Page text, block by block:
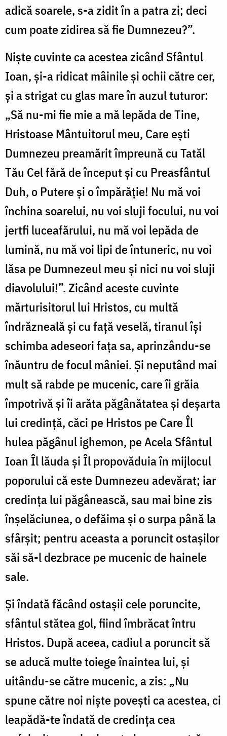
adică soarele, s-a zidit în a patra zi; deci
cum poate zidirea să fie Dumnezeu?”.
Niște cuvinte ca acestea zicând Sfântul
Ioan, și-a ridicat mâinile și ochii către cer,
și a strigat cu glas mare în auzul tuturor:
„Să nu-mi fie mie a mă lepăda de Tine,
Hristoase Mântuitorul meu, Care ești
Dumnezeu preamărit împreună cu Tatăl
Tău Cel fără de început și cu Preasfântul
Duh, o Putere și o împărăție! Nu mă voi
închina soarelui, nu voi sluji focului, nu voi
jertfi luceafărului, nu mă voi lepăda de
lumină, nu mă voi lipi de întuneric, nu voi
lăsa pe Dumnezeul meu și nici nu voi sluji
diavolului!”. Zicând aceste cuvinte
mărturisitorul lui Hristos, cu multă
îndrăzneală și cu față veselă, tiranul își
schimba adeseori fața sa, aprinzându-se
înăuntru de focul mâniei. Și neputând mai
mult să rabde pe mucenic, care îi grăia
împotrivă și îi arăta păgânătatea și deșarta
lui credință, căci pe Hristos pe Care Îl
hulea păgânul ighemon, pe Acela Sfântul
Ioan Îl lăuda și Îl propovăduia în mijlocul
poporului că este Dumnezeu adevărat; iar
credința lui păgânească, sau mai bine zis
înșelăciunea, o defăima și o surpa până la
sfârșit; pentru aceasta a poruncit ostașilor
săi să-l dezbrace pe mucenic de hainele
sale.
Și îndată făcând ostașii cele poruncite,
sfântul stătea gol, fiind îmbrăcat întru
Hristos. După aceea, cadiul a poruncit să
se aducă multe toiege înaintea lui, și
uitându-se către mucenic, a zis: „Nu
spune către noi niște povești ca acestea, ci
leapădă-te îndată de credința cea